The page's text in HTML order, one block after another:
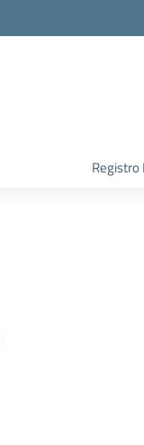
Registro